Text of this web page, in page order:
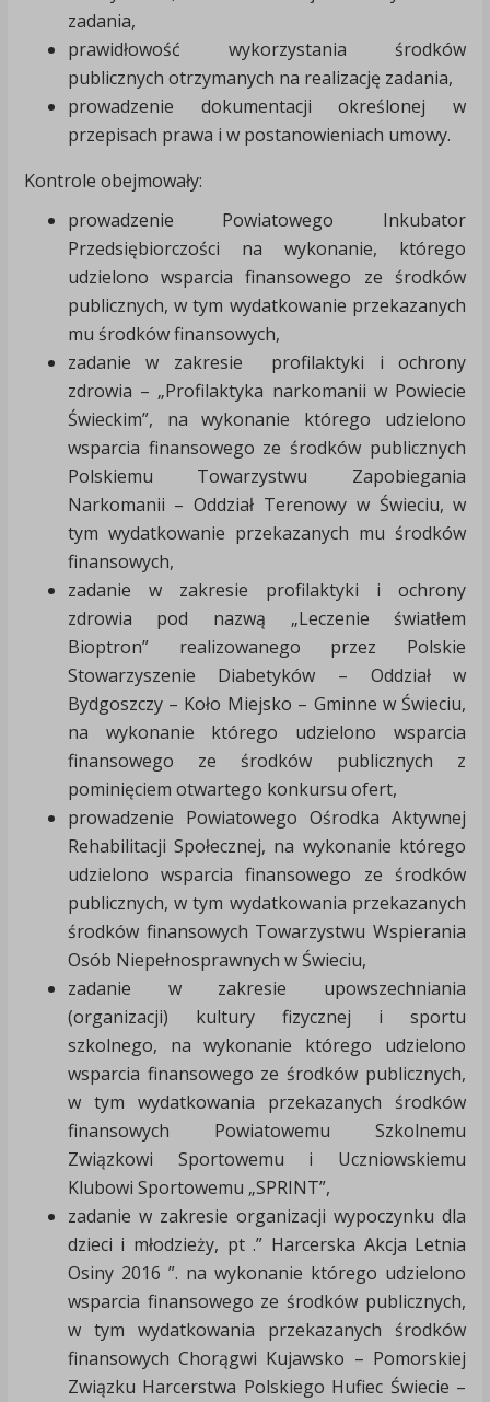
zadania,
prawidłowość wykorzystania środków
publicznych otrzymanych na realizację zadania,
prowadzenie dokumentacji określonej w
przepisach prawa i w postanowieniach umowy.
Kontrole obejmowały:
prowadzenie Powiatowego Inkubator
Przedsiębiorczości na wykonanie, którego
udzielono wsparcia finansowego ze środków
publicznych, w tym wydatkowanie przekazanych
mu środków finansowych,
zadanie w zakresie profilaktyki i ochrony
zdrowia – „Profilaktyka narkomanii w Powiecie
Świeckim”, na wykonanie którego udzielono
wsparcia finansowego ze środków publicznych
Polskiemu Towarzystwu Zapobiegania
Narkomanii – Oddział Terenowy w Świeciu, w
tym wydatkowanie przekazanych mu środków
finansowych,
zadanie w zakresie profilaktyki i ochrony
zdrowia pod nazwą „Leczenie światłem
Bioptron” realizowanego przez Polskie
Stowarzyszenie Diabetyków – Oddział w
Bydgoszczy – Koło Miejsko – Gminne w Świeciu,
na wykonanie którego udzielono wsparcia
finansowego ze środków publicznych z
pominięciem otwartego konkursu ofert,
prowadzenie Powiatowego Ośrodka Aktywnej
Rehabilitacji Społecznej, na wykonanie którego
udzielono wsparcia finansowego ze środków
publicznych, w tym wydatkowania przekazanych
środków finansowych Towarzystwu Wspierania
Osób Niepełnosprawnych w Świeciu,
zadanie w zakresie upowszechniania
(organizacji) kultury fizycznej i sportu
szkolnego, na wykonanie którego udzielono
wsparcia finansowego ze środków publicznych,
w tym wydatkowania przekazanych środków
finansowych Powiatowemu Szkolnemu
Związkowi Sportowemu i Uczniowskiemu
Klubowi Sportowemu „SPRINT”,
zadanie w zakresie organizacji wypoczynku dla
dzieci i młodzieży, pt .” Harcerska Akcja Letnia
Osiny 2016 ”. na wykonanie którego udzielono
wsparcia finansowego ze środków publicznych,
w tym wydatkowania przekazanych środków
finansowych Chorągwi Kujawsko – Pomorskiej
Związku Harcerstwa Polskiego Hufiec Świecie –